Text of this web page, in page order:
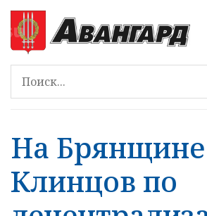
На
Клинцов по